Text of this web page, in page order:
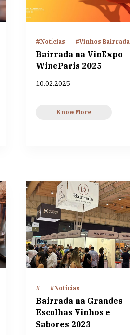
#Notícias #Vinhos Bairrada
Bairrada na VinExpo
WineParis 2025
10.02.2025
Know More
# #Notícias
Bairrada na Grandes
Escolhas Vinhos e
Sabores 2023